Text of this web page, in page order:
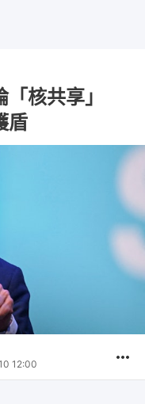
「核共享」
盾
12:00